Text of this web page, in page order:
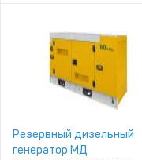
Резервный дизельный
генератор МД